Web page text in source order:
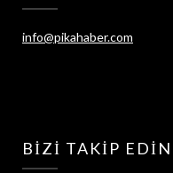
info@pikahaber.com
BIZI TAKIP EDIN